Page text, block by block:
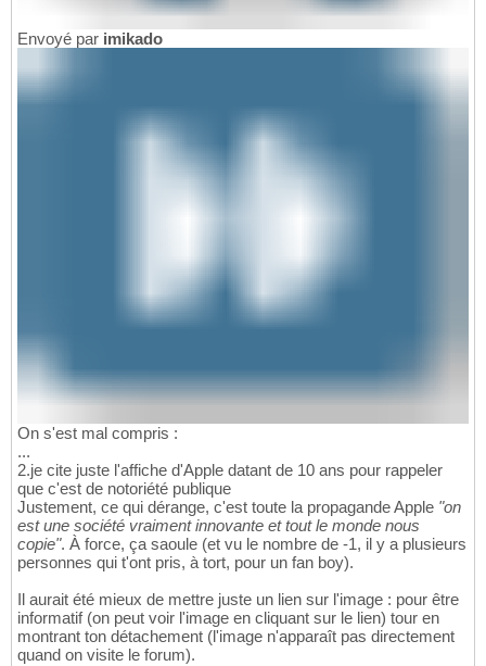
Envoyé par imikado
On s'est mal compris :
...
2.je cite juste l'affiche d'Apple datant de 10 ans pour rappeler
que c'est de notoriété publique
Justement, ce qui dérange, c'est toute la propagande Apple "on
est une société vraiment innovante et tout le monde nous
copie". À force, ça saoule (et vu le nombre de -1, il y a plusieurs
personnes qui t'ont pris, à tort, pour un fan boy).
Il aurait été mieux de mettre juste un lien sur l'image : pour être
informatif (on peut voir l'image en cliquant sur le lien) tour en
montrant ton détachement (l'image n'apparaît pas directement
quand on visite le forum).